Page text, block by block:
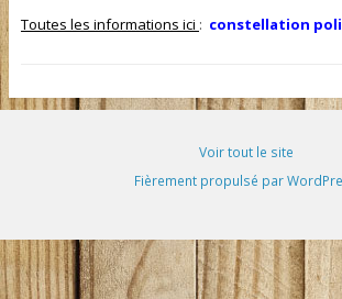
Toutes les informations ici : constellation
Voir tout le site
Fièrement propulsé par